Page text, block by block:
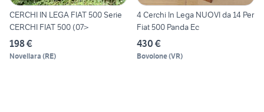
CERCHI IN LEGA FIAT 500 Serie
CERCHI FIAT 500 (07>
198 €
Novellara (RE)
4 Cerchi In Lega NUOVI da 14 Per
Fiat 500 Panda Ec
430 €
Bovolone(VR)